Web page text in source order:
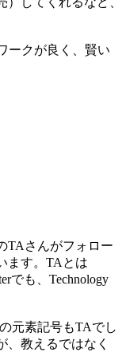
ークが良く、賢い
TAさんがフォロー
ます。TAとは
でも、Technology
元素記号もTAでし
、教えるではなく